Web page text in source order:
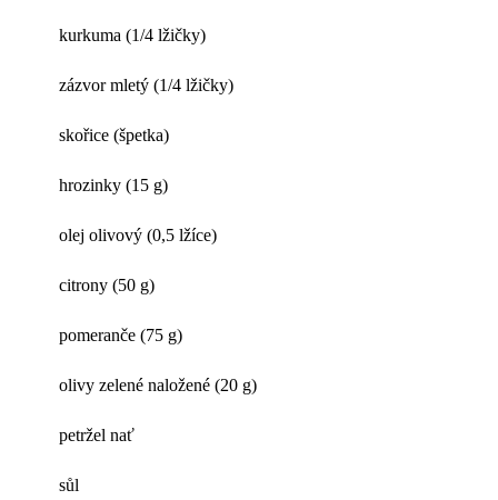
kurkuma (1/4 lžičky)
zázvor mletý (1/4 lžičky)
skořice (špetka)
hrozinky (15 g)
olej olivový (0,5 lžíce)
citrony (50 g)
pomeranče (75 g)
olivy zelené naložené (20 g)
petržel nať
sůl